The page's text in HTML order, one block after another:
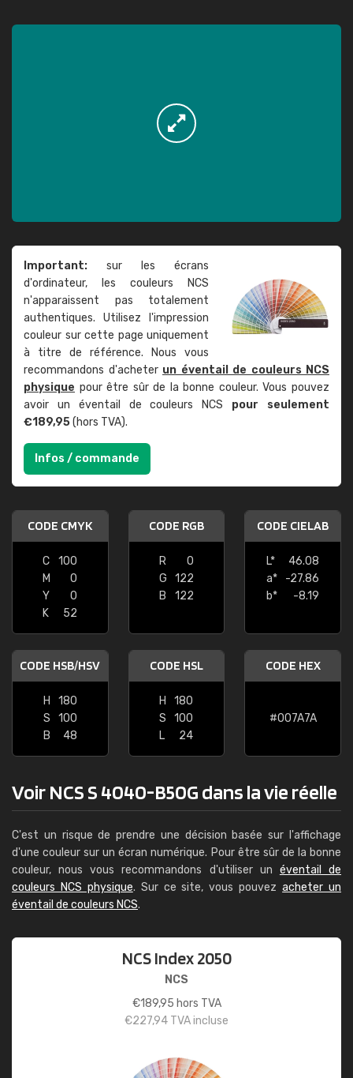
Important: sur les écrans
d'ordinateur, les couleurs NCS
n'apparaissent pas totalement
authentiques. Utilisez l'impression
couleur sur cette page uniquement
à titre de référence. Nous vous
recommandons d'acheter un éventail de couleurs NCS
physique pour être sûr de la bonne couleur. Vous pouvez
avoir un éventail de couleurs NCS pour seulement
€189,95(hors TVA).
Infos / commande
CODE CMYK
C
100
M
0
Y
0
K
52
CODE RGB
R
0
G
122
B
122
CODE CIELAB
L*
46.08
a*
-27.86
b*
-8.19
CODE HSB/HSV
H
180
S
100
B
48
CODE HSL
H
180
S
100
L
24
CODE HEX
#007A7A
Voir NCS S 4040-B50G dans la vie réelle
C'est un risque de prendre une décision basée sur l'affichage
d'une couleur sur un écran numérique. Pour être sûr de la bonne
couleur, nous vous recommandons d'utiliser un éventail de
couleurs NCS physique. Sur ce site, vous pouvezacheter un
éventail de couleurs NCS.
NCS Index 2050
NCS
€189,95 hors TVA
€227,94 TVA incluse